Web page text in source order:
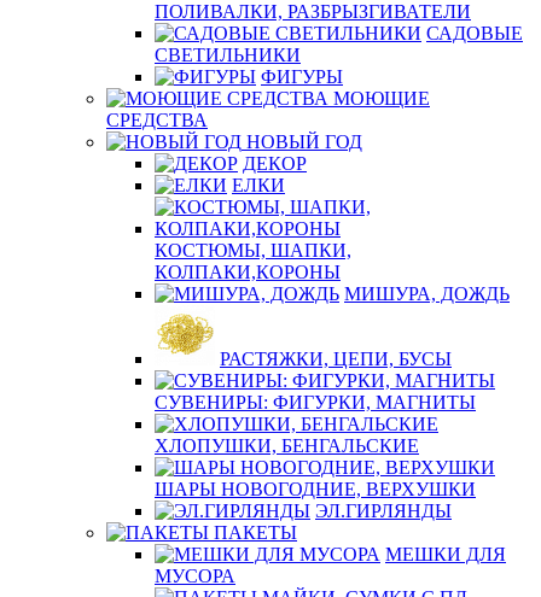
ПОЛИВАЛКИ, РАЗБРЫЗГИВАТЕЛИ
САДОВЫЕ
СВЕТИЛЬНИКИ
ФИГУРЫ
МОЮЩИЕ
СРЕДСТВА
НОВЫЙ ГОД
ДЕКОР
ЕЛКИ
КОСТЮМЫ, ШАПКИ,
КОЛПАКИ,КОРОНЫ
МИШУРА, ДОЖДЬ
РАСТЯЖКИ, ЦЕПИ, БУСЫ
СУВЕНИРЫ: ФИГУРКИ, МАГНИТЫ
ХЛОПУШКИ, БЕНГАЛЬСКИЕ
ШАРЫ НОВОГОДНИЕ, ВЕРХУШКИ
ЭЛ.ГИРЛЯНДЫ
ПАКЕТЫ
МЕШКИ ДЛЯ
МУСОРА